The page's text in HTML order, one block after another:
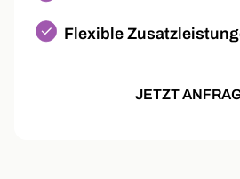
Flexible
JETZT